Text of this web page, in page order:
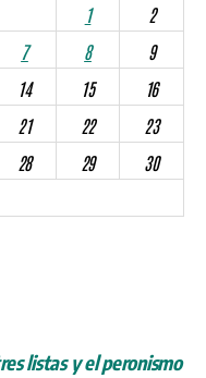
1
2
7 8
9
14 15
16
21 22
23
28 29
30
listas y el peronismo